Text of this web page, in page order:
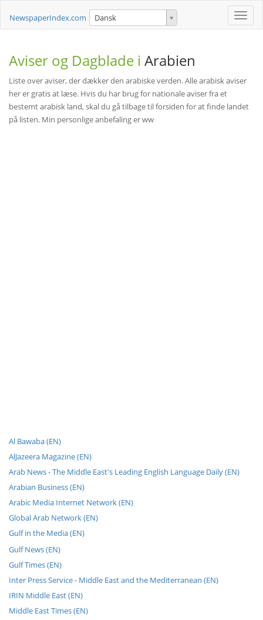
Toggle
NewspaperIndex.com Dansk
Aviser og Dagblade i Arabien
Liste over aviser, der dækker den arabiske verden. Alle arabisk aviser
her er gratis at læse. Hvis du har brug for nationale aviser fra et
bestemt arabisk land, skal du gå tilbage til forsiden for at finde landet
på listen. Min personlige anbefaling er ww
Al Bawaba (EN)
AlJazeera Magazine (EN)
Arab News - The Middle East's Leading English Language Daily (EN)
Arabian Business (EN)
Arabic Media Internet Network (EN)
Global Arab Network (EN)
Gulf in the Media (EN)
Gulf News (EN)
Gulf Times (EN)
Inter Press Service - Middle East and the Mediterranean (EN)
IRIN Middle East (EN)
Middle East Times (EN)